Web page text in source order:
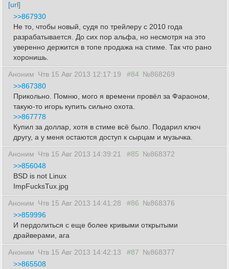
[url]
>>867930
Не то, чтобы новый, судя по трейлеру с 2010 года
разрабатывается. До сих пор альфа, но несмотря на это
уверенно держится в топе продажа на стиме. Так что рано
хоронишь.
Аноним Чтв 15 Авг 2013 12:17:19 #84 №868269
>>867380
Прикольно. Помню, мого я времени провёл за Фараоном,
такую-то игорь купить сильно охота.
>>867778
Купил за доллар, хотя в стиме всё было. Подарил ключ
другу, а у меня остаются доступ к сырцам и музычка.
Аноним Чтв 15 Авг 2013 14:39:21 #85 №868372
>>856048
BSD is not Linux
ImpFucksTux.jpg
Аноним Чтв 15 Авг 2013 14:41:28 #86 №868376
>>859996
И пердолиться с еще более кривыми открытыми
драйверами, ага
Аноним Чтв 15 Авг 2013 14:42:13 #87 №868377
>>865508